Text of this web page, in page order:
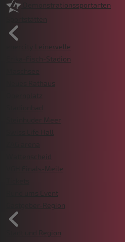
Demonstrationssportarten
Sportstätten
enercity Leinewelle
Erika-Fisch-Stadion
Neues Rathaus
Steinhuder Meer
Swiss Life Hall
Wattenscheid
VGH Finals-Meile
Rund ums Event
Gastgeber-Region
Stadt und Region